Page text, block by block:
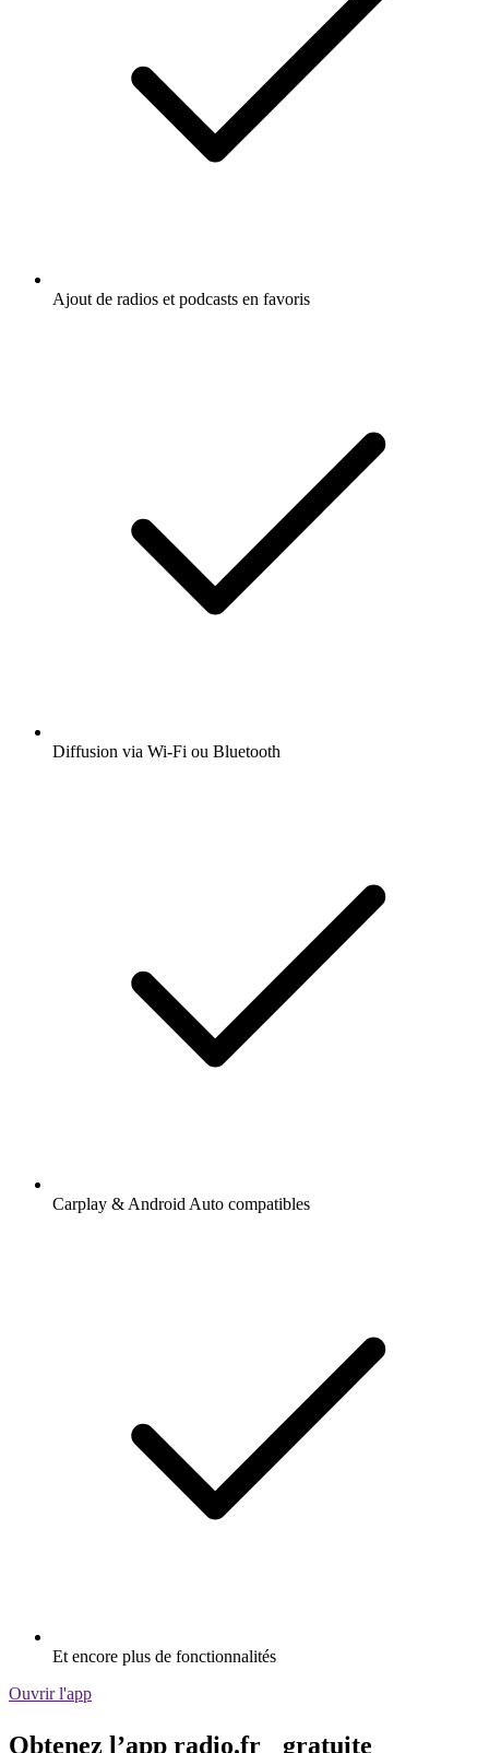
Ajout de radios et podcasts en favoris
Diffusion via Wi-Fi ou Bluetooth
Carplay & Android Auto compatibles
Et encore plus de fonctionnalités
Ouvrir l'app
Obtenez l’app radio.fr gratuite